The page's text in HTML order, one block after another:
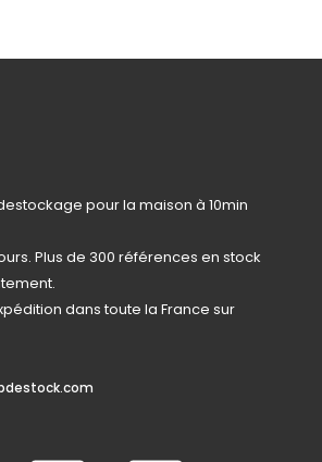
pour la maison à 10min
Plus de 300 références en stock
dans toute la France sur